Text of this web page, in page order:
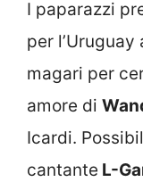
I paparazzi
per
magari per
amore di
Icardi.
cantante L-